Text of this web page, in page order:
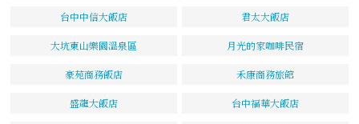
台中中信大飯店 君太大飯店
大坑東山樂園溫泉區 月光的家咖啡民宿
豪苑商務飯店 禾康商務旅館
盛龍大飯店 台中福華大飯店